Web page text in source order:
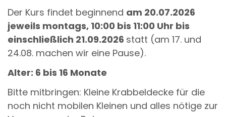
Der Kurs findet beginnend am 20.07.2026
jeweils montags, 10:00 bis 11:00 Uhr bis
einschließlich 21.09.2026 statt (am 17. und
24.08. machen wir eine Pause).
Alter: 6 bis 16 Monate
Bitte mitbringen: Kleine Krabbeldecke für die
noch nicht mobilen Kleinen und alles nötige zur